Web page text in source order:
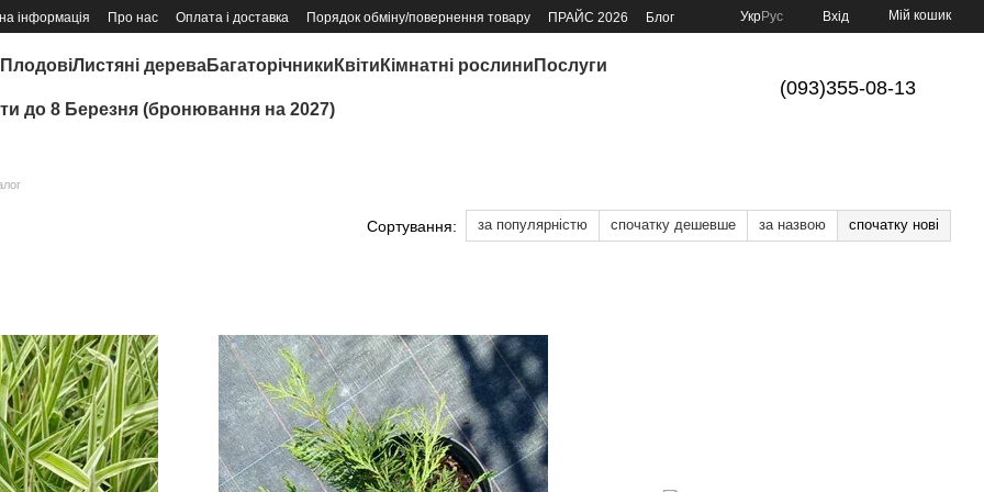
інформація Про нас Оплата і доставка Порядок обміну/повернення товару ПРАЙС 2026
Блог
УкрРус Вхід Мій кошик
ПлодовіЛистяні дереваБагаторічники Квіти Кімнатні рослини Послуги
до 8 Березня (бронювання на 2027)
(093)355-08-13
Сортування: за популярністю спочатку дешевше за назвою спочатку нові